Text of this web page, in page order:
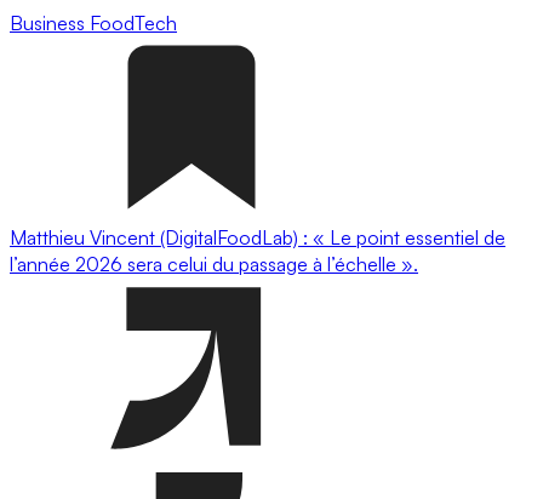
Business FoodTech
Matthieu Vincent (DigitalFoodLab) : « Le point essentiel de
l’année 2026 sera celui du passage à l’échelle ».